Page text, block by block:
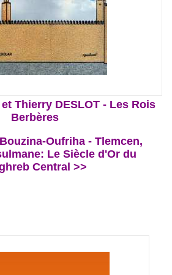
Thierry DESLOT - Les Rois
Berbères
Oufriha - Tlemcen,
Le Siècle d'Or du
Central >>